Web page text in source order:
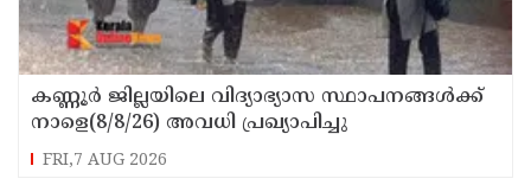
കണ്ണൂർ ജില്ലയിലെ വിദ്യാഭ്യാസ സ്ഥാപനങ്ങള്‍ക്ക്
നാളെ(8/8/26) അവധി പ്രഖ്യാപിച്ചു
FRI,7 AUG 2026